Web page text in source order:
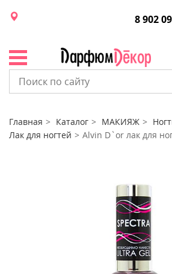
8 902
Главная Каталог МАКИЯЖ
Лак для ногтей
Alvin D`or лак для